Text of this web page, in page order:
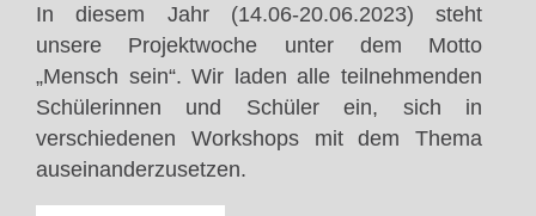
In diesem Jahr (14.06-20.06.2023) steht
unsere Projektwoche unter dem Motto
„Mensch sein“. Wir laden alle teilnehmenden
Schülerinnen und Schüler ein, sich in
verschiedenen Workshops mit dem Thema
auseinanderzusetzen.